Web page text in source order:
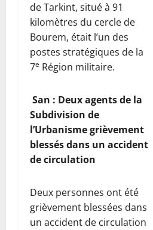
de Tarkint, situé à 91
kilomètres du cercle de
Bourem, était l’un des
postes stratégiques de la
7e Région militaire.
San : Deux agents de la
Subdivision de
l’Urbanisme grièvement
blessés dans un accident
de circulation
Deux personnes ont été
grièvement blessées dans
un accident de circulation